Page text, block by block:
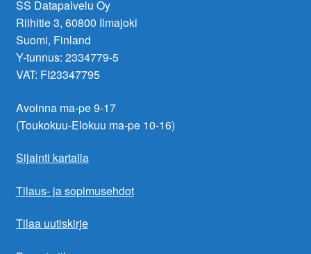
SS Datapalvelu Oy
Riihitie 3, 60800 Ilmajoki
Suomi, Finland
Y-tunnus: 2334779-5
VAT: FI23347795
Avoinna ma-pe 9-17
(Toukokuu-Elokuu ma-pe 10-16)
Sijainti kartalla
Tilaus- ja sopimusehdot
Tilaa uutiskirje